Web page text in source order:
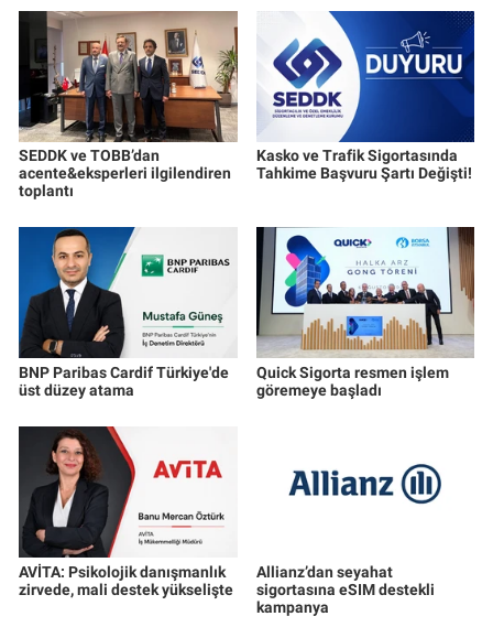
SEDDK ve TOBB’dan
acente&eksperleri ilgilendiren
toplantı
Kasko ve Trafik Sigortasında
Tahkime Başvuru Şartı Değişti!
BNP Paribas Cardif Türkiye'de
üst düzey atama
Quick Sigorta resmen işlem
göremeye başladı
AVİTA: Psikolojik danışmanlık
zirvede, mali destek yükselişte
Allianz’dan seyahat
sigortasına eSIM destekli
kampanya